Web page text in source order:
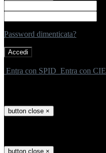
Password dimenticata?
Entra con SPID Entra con CIE
button close ×
button close ×